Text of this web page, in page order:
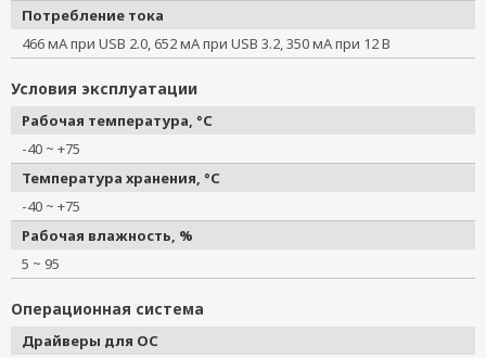
Потребление тока
466 мА при USB 2.0, 652 мА при USB 3.2, 350 мА при 12 В
Условия эксплуатации
Рабочая температура, °C
-40 ~ +75
Температура хранения, °C
-40 ~ +75
Рабочая влажность, %
5 ~ 95
Операционная система
Драйверы для ОС